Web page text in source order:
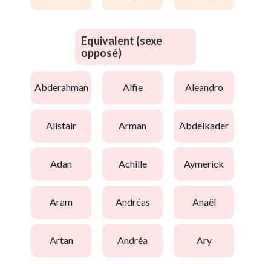
Equivalent (sexe
opposé)
abderahman alfie aleandro
alistair arman abdelkader
adan achille aymerick
aram andréas anaël
artan andréa ary